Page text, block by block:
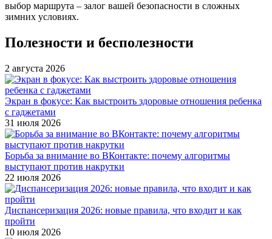
выбор маршрута – залог вашей безопасности в сложных
зимних условиях.
Полезности и бесполезности
2 августа 2026
Экран в фокусе: Как выстроить здоровые отношения ребенка
с гаджетами
31 июля 2026
Борьба за внимание во ВКонтакте: почему алгоритмы
выступают против накрутки
22 июля 2026
Диспансеризация 2026: новые правила, что входит и как
пройти
10 июля 2026